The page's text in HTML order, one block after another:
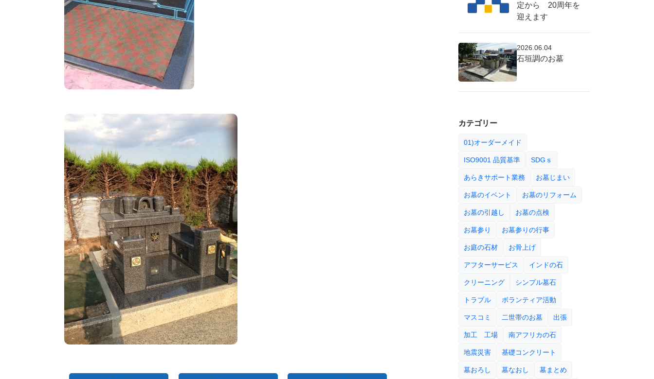
定から 20周年を
迎えます
2026.06.04
石垣調のお墓
カテゴリー
01)オーダーメイド
ISO9001 品質基準 SDGｓ
あらきサポート業務 お墓じまい
お墓のイベント お墓のリフォーム
お墓の引越し お墓の点検
お墓参り お墓参りの行事
お庭の石材 お骨上げ
アフターサービス インドの石
クリーニング シンプル墓石
トラブル ボランティア活動
マスコミ 二世帯のお墓 出張
加工 工場 南アフリカの石
地震災害 基礎コンクリート
墓おろし 墓なおし 墓まとめ